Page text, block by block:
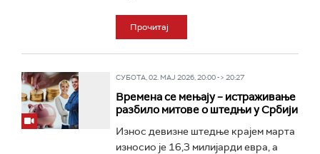
Прочитај
СУБОТА, 02. МАЈ 2026, 20:00 -> 20:27
Времена се мењају – истраживање
разбило митове о штедњи у Србији
Износ девизне штедње крајем марта
износио је 16,3 милијарди евра, а